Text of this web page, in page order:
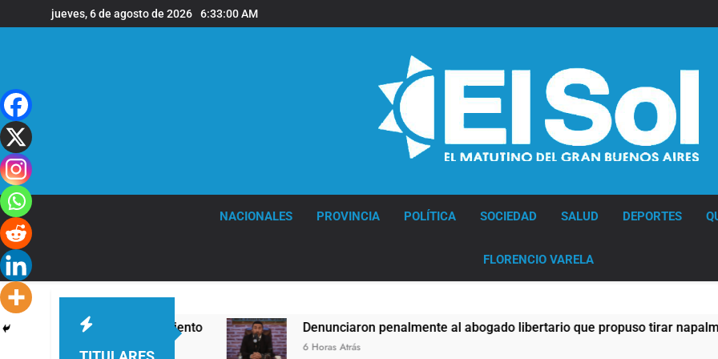
al
jueves, 6 de agosto de 2026 6:33:01 AM
NACIONALES PROVINCIA POLÍTICA SOCIEDAD SALUD DEPORTES
FLORENCIO VARELA
ráfagas de viento Denunciaron penalmente al abogado libertario que propuso tirar napalm sobre
6 Horas Atrás